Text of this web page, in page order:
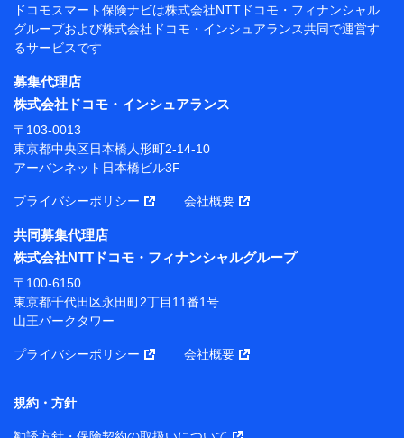
東京都千代田区永田町2丁目11番1号 山王パークタワー
株式会社NTTドコモ 代表取締役社長 前田 義晃
東京都中央区日本橋人形町2-14-10 アーバンネット日
本橋ビル 3F
長 吉村 忠義
※ 当社および株式会社NTTドコモは、お客さまの情報
ソナルデータ憲章」に定める行動原則を順守します 。
※ パーソナルデータダッシュボードの「第三者提供の
管理」の設定状態にかかわらず、共同利用する場合があ
ります。
※ dポイントクラブ会員ではないお客さま（2019年12
月11日以降、一度もdポイントクラブ会員であったこと
がないお客さまに限る）に関する、2019年12月10日以
前に取得した個人データは、こちら の利用目的の範囲内
当社は株式会社NTTドコモ・フィナンシャルグループ
との間で、以下のとおり個人データを共同利用しま
ドコモスマート保険ナビは株式会社NTTドコモ・フィナンシャル
グループおよび株式会社ドコモ・インシュアランス共同で運営す
るサービスです
募集代理店
株式会社ドコモ・インシュアランス
〒103-0013
東京都中央区日本橋人形町2-14-10
アーバンネット日本橋ビル3F
プライバシーポリシー 会社概要
共同募集代理店
株式会社NTTドコモ・フィナンシャルグループ
〒100-6150
東京都千代田区永田町2丁目11番1号
山王パークタワー
プライバシーポリシー 会社概要
規約・方針